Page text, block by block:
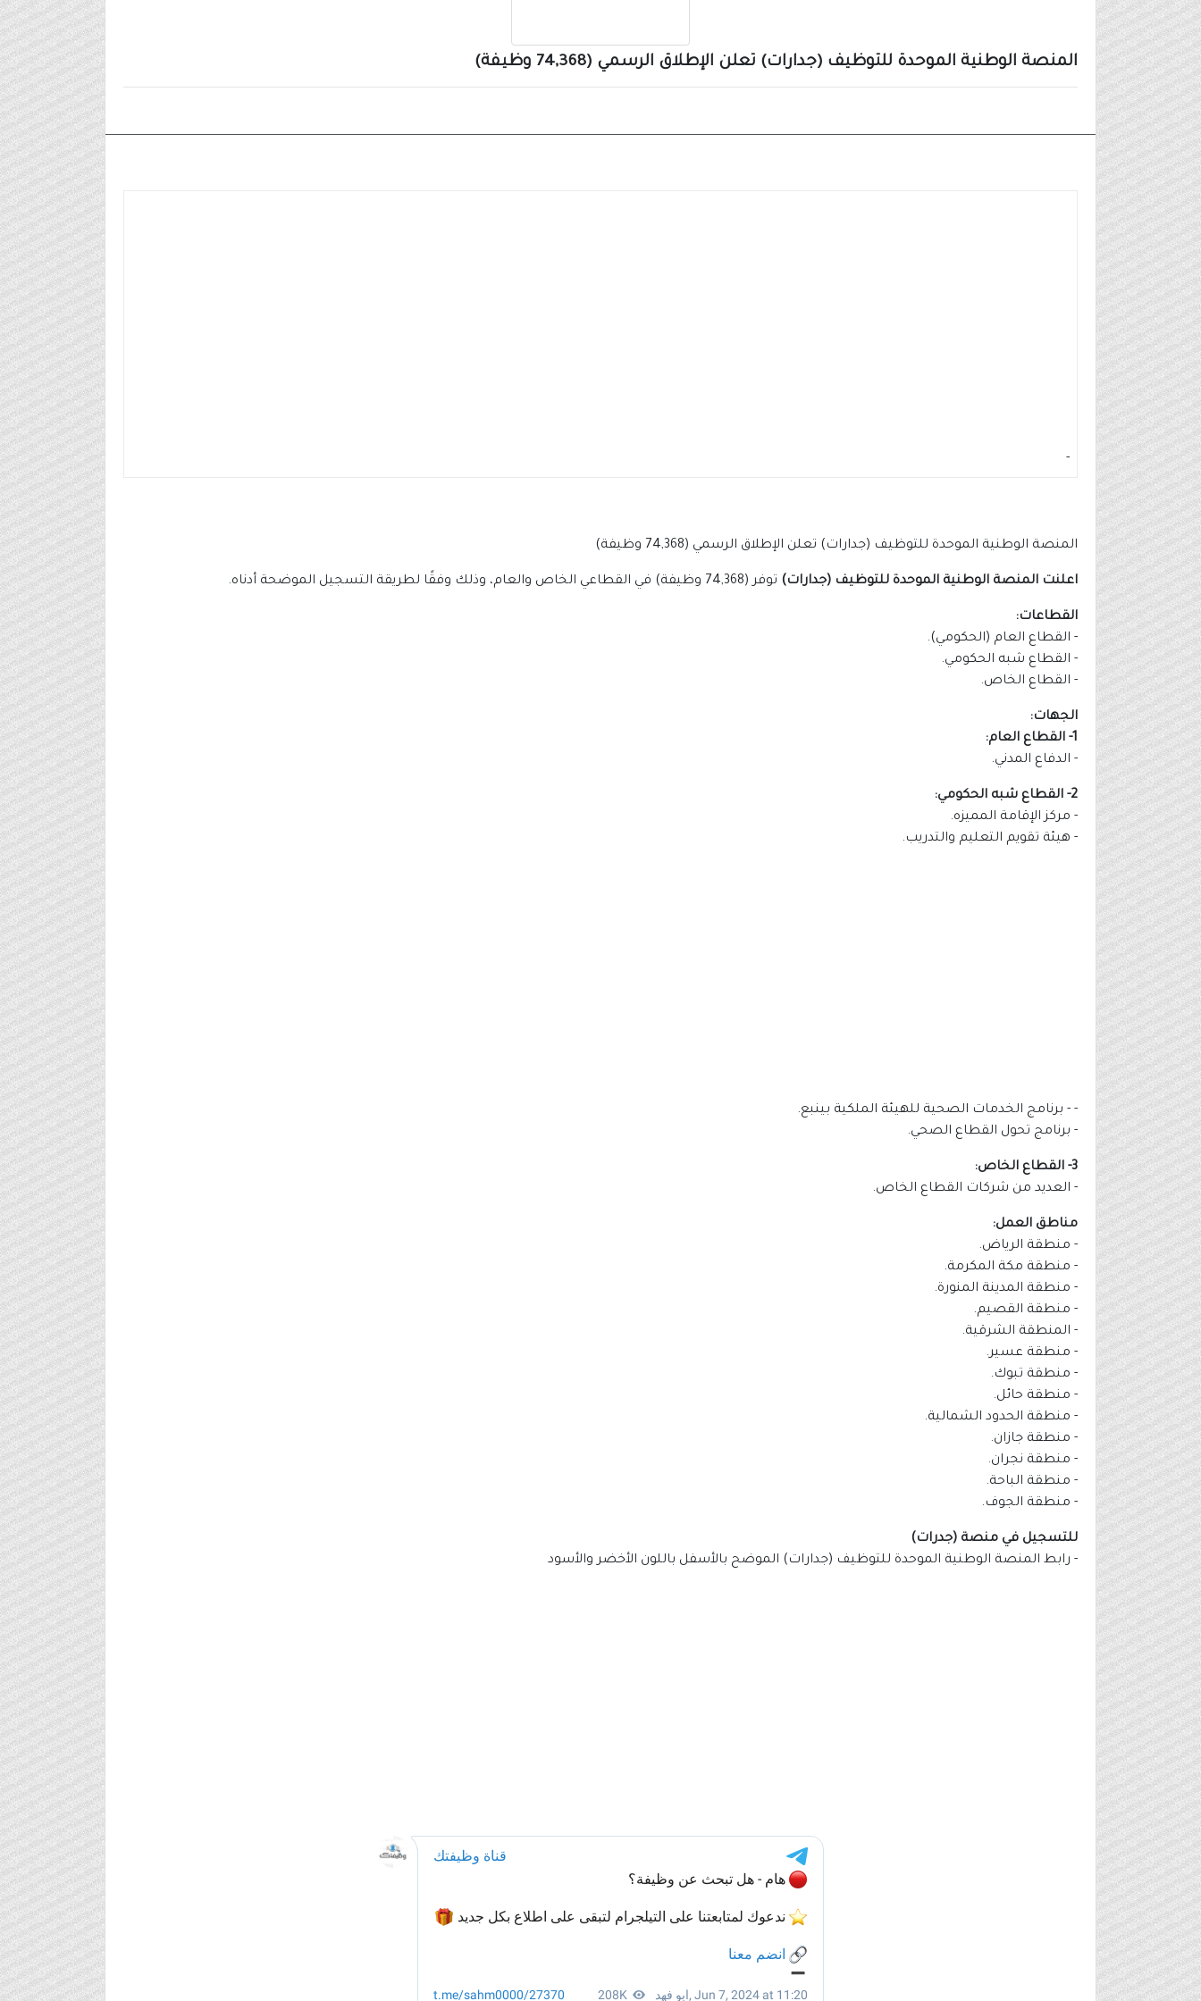
المنصة الوطنية الموحدة للتوظيف (جدارات) تعلن الإطلاق الرسمي (74,368 وظيفة)
-
المنصة الوطنية الموحدة للتوظيف (جدارات) تعلن الإطلاق الرسمي (74,368 وظيفة)
اعلنت المنصة الوطنية الموحدة للتوظيف (جدارات) توفر (74,368 وظيفة) في القطاعي الخاص والعام، وذلك وفقًا لطريقة التسجيل الموضحة أدناه.
القطاعات:
- القطاع العام (الحكومي).
- القطاع شبه الحكومي.
- القطاع الخاص.
الجهات:
1- القطاع العام:
- الدفاع المدني.
2- القطاع شبه الحكومي:
- مركز الإقامة المميزه.
- هيئة تقويم التعليم والتدريب.
- - برنامج الخدمات الصحية للهيئة الملكية بينبع.
- برنامج تحول القطاع الصحي.
3- القطاع الخاص:
- العديد من شركات القطاع الخاص.
مناطق العمل:
- منطقة الرياض.
- منطقة مكة المكرمة.
- منطقة المدينة المنورة.
- منطقة القصيم.
- المنطقة الشرقية.
- منطقة عسير.
- منطقة تبوك.
- منطقة حائل.
- منطقة الحدود الشمالية.
- منطقة جازان.
- منطقة نجران.
- منطقة الباحة.
- منطقة الجوف.
للتسجيل في منصة (جدرات)
- رابط المنصة الوطنية الموحدة للتوظيف (جدارات) الموضح بالأسفل باللون الأخضر والأسود